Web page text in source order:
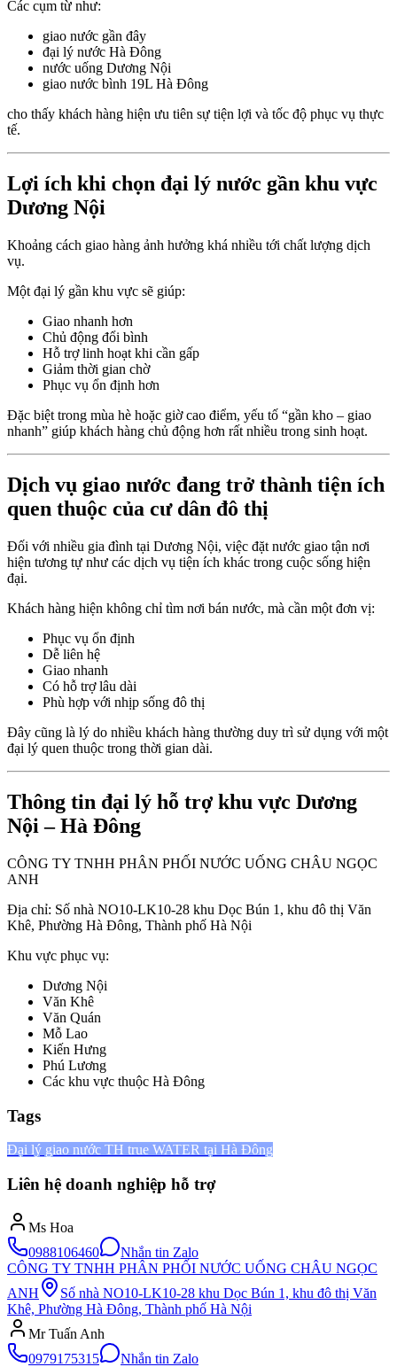
Các cụm từ như:
giao nước gần đây
đại lý nước Hà Đông
nước uống Dương Nội
giao nước bình 19L Hà Đông
cho thấy khách hàng hiện ưu tiên sự tiện lợi và tốc độ phục vụ thực
tế.
Lợi ích khi chọn đại lý nước gần khu vực
Dương Nội
Khoảng cách giao hàng ảnh hưởng khá nhiều tới chất lượng dịch
vụ.
Một đại lý gần khu vực sẽ giúp:
Giao nhanh hơn
Chủ động đổi bình
Hỗ trợ linh hoạt khi cần gấp
Giảm thời gian chờ
Phục vụ ổn định hơn
Đặc biệt trong mùa hè hoặc giờ cao điểm, yếu tố “gần kho – giao
nhanh” giúp khách hàng chủ động hơn rất nhiều trong sinh hoạt.
Dịch vụ giao nước đang trở thành tiện ích
quen thuộc của cư dân đô thị
Đối với nhiều gia đình tại Dương Nội, việc đặt nước giao tận nơi
hiện tương tự như các dịch vụ tiện ích khác trong cuộc sống hiện
đại.
Khách hàng hiện không chỉ tìm nơi bán nước, mà cần một đơn vị:
Phục vụ ổn định
Dễ liên hệ
Giao nhanh
Có hỗ trợ lâu dài
Phù hợp với nhịp sống đô thị
Đây cũng là lý do nhiều khách hàng thường duy trì sử dụng với một
đại lý quen thuộc trong thời gian dài.
Thông tin đại lý hỗ trợ khu vực Dương
Nội – Hà Đông
CÔNG TY TNHH PHÂN PHỐI NƯỚC UỐNG CHÂU NGỌC
ANH
Địa chỉ: Số nhà NO10-LK10-28 khu Dọc Bún 1, khu đô thị Văn
Khê, Phường Hà Đông, Thành phố Hà Nội
Khu vực phục vụ:
Dương Nội
Văn Khê
Văn Quán
Mỗ Lao
Kiến Hưng
Phú Lương
Các khu vực thuộc Hà Đông
Tags
Đại lý giao nước TH true WATER tại Hà Đông
Liên hệ doanh nghiệp hỗ trợ
Ms Hoa
0988106460
Nhắn tin Zalo
CÔNG TY TNHH PHÂN PHỐI NƯỚC UỐNG CHÂU NGỌC
ANH
Số nhà NO10-LK10-28 khu Dọc Bún 1, khu đô thị Văn
Khê, Phường Hà Đông, Thành phố Hà Nội
Mr Tuấn Anh
0979175315
Nhắn tin Zalo